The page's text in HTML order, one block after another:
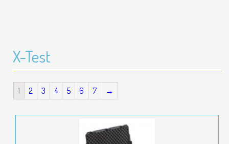
X-Test
1 2 3 4 5 6 7 →